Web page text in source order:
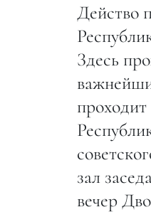
Действо
Здесь
зал
вечер